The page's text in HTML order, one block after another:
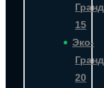
Гранд
15
Эко-
Гранд
20